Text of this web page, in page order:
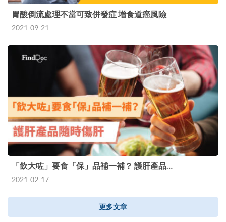
胃酸倒流處理不當可致併發症 增食道癌風險
2021-09-21
「飲大咗」要食「保」品補一補？ 護肝產品…
2021-02-17
更多文章